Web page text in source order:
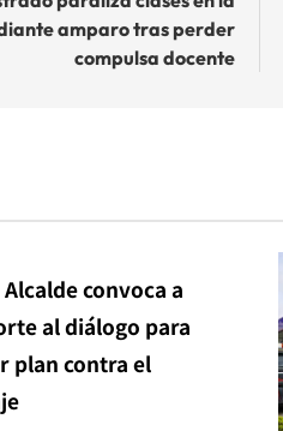
amparo tras perder
compulsa docente
convoca a
al diálogo para
plan contra el